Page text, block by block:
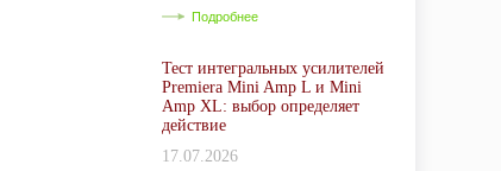
Подробнее
Тест интегральных усилителей
Premiera Mini Amp L и Mini
Amp XL: выбор определяет
действие
17.07.2026